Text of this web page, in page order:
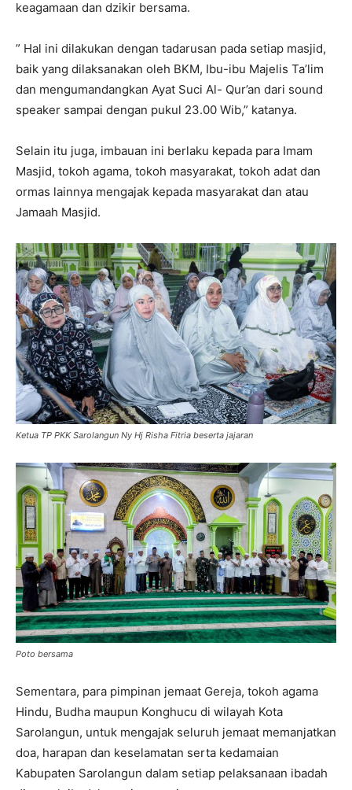
keagamaan dan dzikir bersama.
” Hal ini dilakukan dengan tadarusan pada setiap masjid,
baik yang dilaksanakan oleh BKM, Ibu-ibu Majelis Ta’lim
dan mengumandangkan Ayat Suci Al- Qur’an dari sound
speaker sampai dengan pukul 23.00 Wib,” katanya.
Selain itu juga, imbauan ini berlaku kepada para Imam
Masjid, tokoh agama, tokoh masyarakat, tokoh adat dan
ormas lainnya mengajak kepada masyarakat dan atau
Jamaah Masjid.
Ketua TP PKK Sarolangun Ny Hj Risha Fitria beserta jajaran
Poto bersama
Sementara, para pimpinan jemaat Gereja, tokoh agama
Hindu, Budha maupun Konghucu di wilayah Kota
Sarolangun, untuk mengajak seluruh jemaat memanjatkan
doa, harapan dan keselamatan serta kedamaian
Kabupaten Sarolangun dalam setiap pelaksanaan ibadah